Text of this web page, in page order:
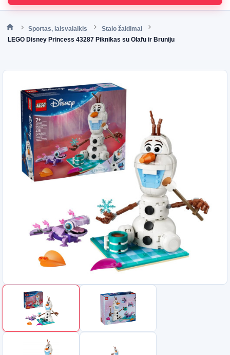
Sportas, laisvalaikis
Stalo žaidimai
LEGO Disney Princess 43287 Piknikas su Olafu ir Bruniju